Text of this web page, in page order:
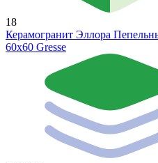
18
Керамогранит Эллора
60х60 Gresse